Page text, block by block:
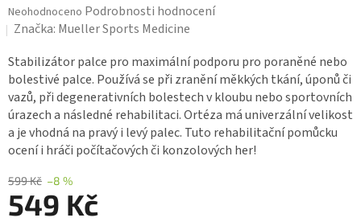
Průměrné
hodnocení
je
0,0
z 5
hvězdiček.
Neohodnoceno Podrobnosti hodnocení
Značka: Mueller Sports Medicine
Stabilizátor palce pro maximální podporu pro poraněné nebo
bolestivé palce. Používá se při zranění měkkých tkání, úponů či
vazů, při degenerativních bolestech v kloubu nebo sportovních
úrazech a následné rehabilitaci. Ortéza má univerzální velikost
a je vhodná na pravý i levý palec. Tuto rehabilitační pomůcku
ocení i hráči počítačových či konzolových her!
599 Kč –8 %
549 Kč